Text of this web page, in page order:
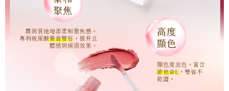
7-11取貨付款
每筆NT$90，滿NT$1,000(含以上)免運費
7-11未付精選單組
每筆NT$90，滿NT$1,000(含以上)免運費